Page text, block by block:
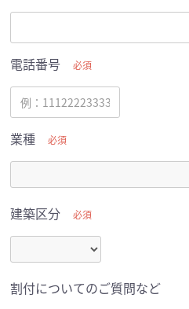
電話番号 必須
業種 必須
建築区分 必須
割付についてのご質問など